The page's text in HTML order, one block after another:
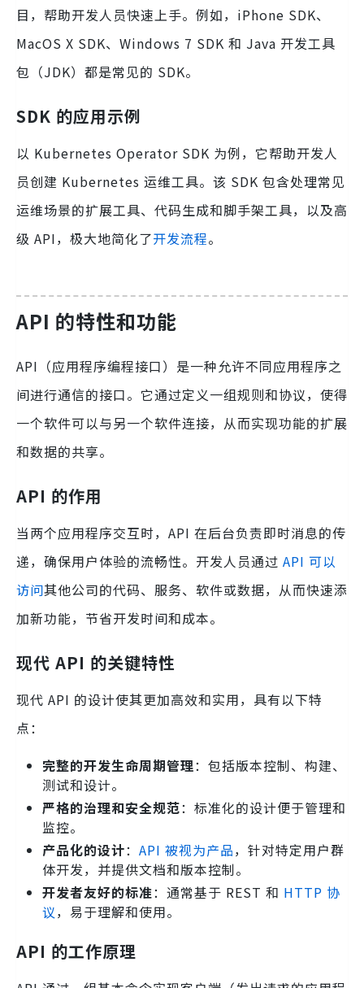
目，帮助开发人员快速上手。例如，iPhone SDK、
MacOS X SDK、Windows 7 SDK 和 Java 开发工具
包（JDK）都是常见的 SDK。
SDK 的应用示例
以 Kubernetes Operator SDK 为例，它帮助开发人
员创建 Kubernetes 运维工具。该 SDK 包含处理常见
运维场景的扩展工具、代码生成和脚手架工具，以及高
级 API，极大地简化了开发流程。
API 的特性和功能
API（应用程序编程接口）是一种允许不同应用程序之
间进行通信的接口。它通过定义一组规则和协议，使得
一个软件可以与另一个软件连接，从而实现功能的扩展
和数据的共享。
API 的作用
当两个应用程序交互时，API 在后台负责即时消息的传
递，确保用户体验的流畅性。开发人员通过 API 可以
访问其他公司的代码、服务、软件或数据，从而快速添
加新功能，节省开发时间和成本。
现代 API 的关键特性
现代 API 的设计使其更加高效和实用，具有以下特
点：
完整的开发生命周期管理：包括版本控制、构建、
测试和设计。
严格的治理和安全规范：标准化的设计便于管理和
监控。
产品化的设计： API 被视为产品，针对特定用户群
体开发，并提供文档和版本控制。
开发者友好的标准：通常基于 REST 和 HTTP 协
议，易于理解和使用。
API 的工作原理